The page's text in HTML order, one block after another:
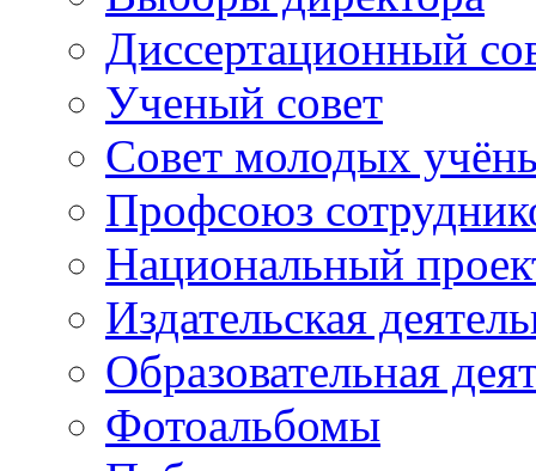
Диссертационный
Ученый совет
Совет молодых
Профсоюз
Национальный
Издательская
Образовательная
Фотоальбомы